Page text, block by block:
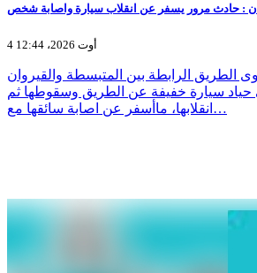
: حادث مرور يسفر عن انقلاب سيارة واصابة شخص
4 أوت 2026، 12:44
الطريق الرابطة بين المتبسطة والقيروان
سيارة خفيفة عن الطريق وسقوطها ثم
انقلابها، ماأسفر عن اصابة سائقها مع…